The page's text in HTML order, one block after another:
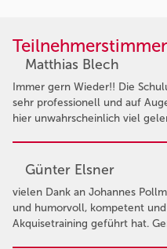
Matthias Blech
Immer gern Wieder!! Die
sehr professionell und auf
hier unwahrscheinlich viel
Günter Elsner
vielen Dank an Johannes
und humorvoll, kompetent
Akquisetraining geführt hat.